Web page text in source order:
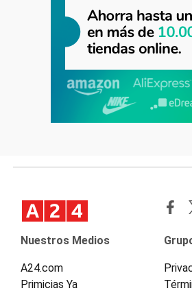
Nuestros Medios
A24.com
Primicias Ya